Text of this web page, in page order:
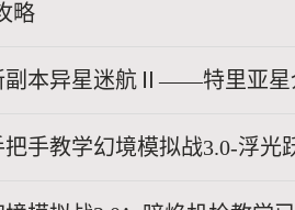
略
副本异星迷航Ⅱ——特里亚星
手教学幻境模拟战3.0-浮光